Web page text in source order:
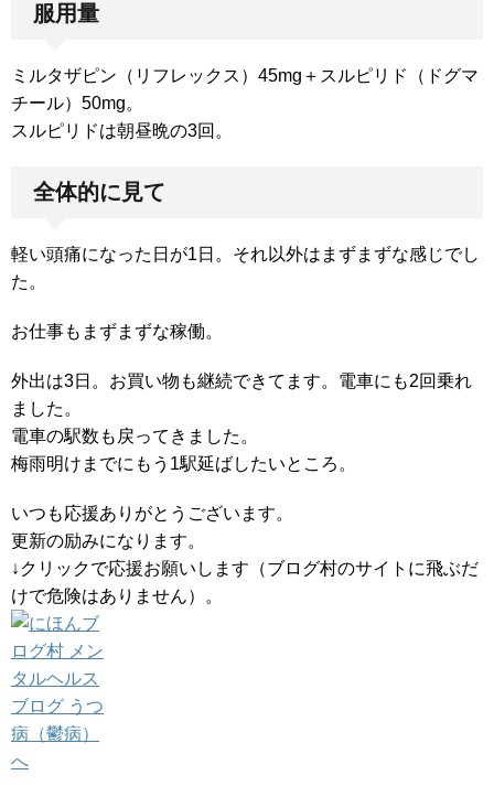
服用量
ミルタザピン（リフレックス）45mg＋スルピリド（ドグマ
チール）50mg。
スルピリドは朝昼晩の3回。
全体的に見て
軽い頭痛になった日が1日。それ以外はまずまずな感じでし
た。
お仕事もまずまずな稼働。
外出は3日。お買い物も継続できてます。電車にも2回乗れ
ました。
電車の駅数も戻ってきました。
梅雨明けまでにもう1駅延ばしたいところ。
いつも応援ありがとうございます。
更新の励みになります。
↓クリックで応援お願いします（ブログ村のサイトに飛ぶだ
けで危険はありません）。